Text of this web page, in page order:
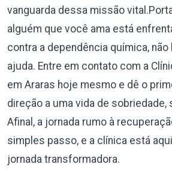
vanguarda dessa missão
alguém que você ama está
contra a dependência química,
ajuda. Entre em contato com a
em Araras hoje mesmo e dê o
direção a uma vida de sobriedade,
Afinal, a jornada rumo à
simples passo, e a clínica está
jornada transformadora.